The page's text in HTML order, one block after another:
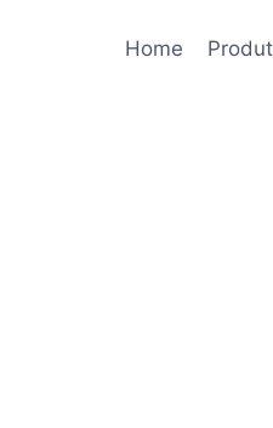
Home